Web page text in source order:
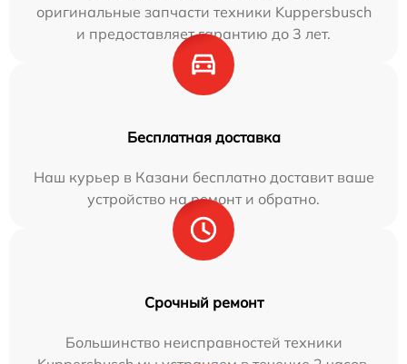
оригинальные запчасти техники Kuppersbusch
и предоставляет гарантию до 3 лет.
Бесплатная доставка
Наш курьер в Казани бесплатно доставит ваше
устройство на ремонт и обратно.
Срочный ремонт
Большинство неисправностей техники